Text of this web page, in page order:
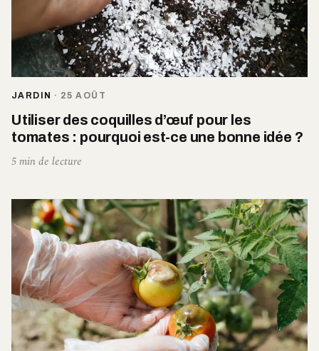
JARDIN · 25 AOÛT
Utiliser des coquilles d’œuf pour les
tomates : pourquoi est-ce une bonne idée ?
5 min de lecture